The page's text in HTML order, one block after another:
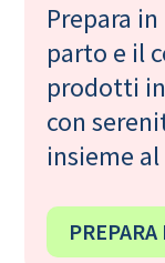
Prepara
parto e il
prodotti
con
insieme